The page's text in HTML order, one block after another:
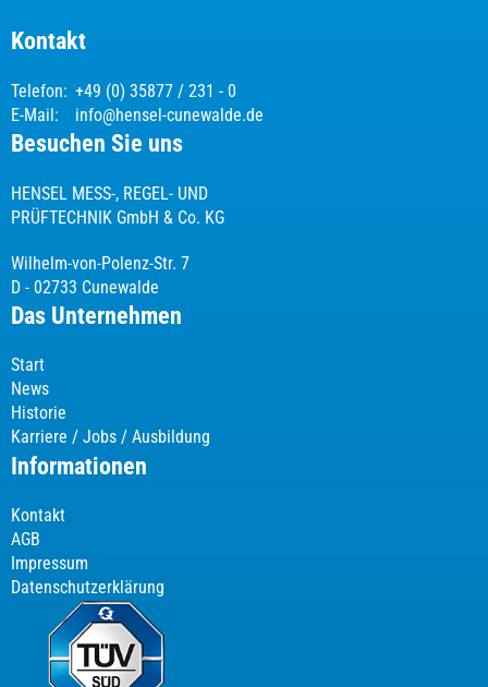
Kontakt
Telefon: +49 (0) 35877 / 231 - 0
E-Mail:
info@hensel-cunewalde.de
Besuchen Sie uns
HENSEL MESS-, REGEL- UND
PRÜFTECHNIK GmbH & Co. KG
Wilhelm-von-Polenz-Str. 7
D - 02733 Cunewalde
Das Unternehmen
Start
News
Historie
Karriere / Jobs / Ausbildung
Informationen
Kontakt
AGB
Impressum
Datenschutzerklärung